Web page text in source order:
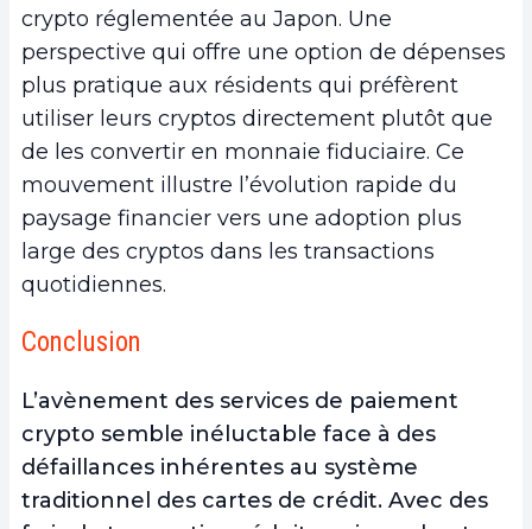
crypto réglementée au Japon. Une
perspective qui offre une option de dépenses
plus pratique aux résidents qui préfèrent
utiliser leurs cryptos directement plutôt que
de les convertir en monnaie fiduciaire. Ce
mouvement illustre l’évolution rapide du
paysage financier vers une adoption plus
large des cryptos dans les transactions
quotidiennes.
Conclusion
L’avènement des services de paiement
crypto semble inéluctable face à des
défaillances inhérentes au système
traditionnel des cartes de crédit. Avec des